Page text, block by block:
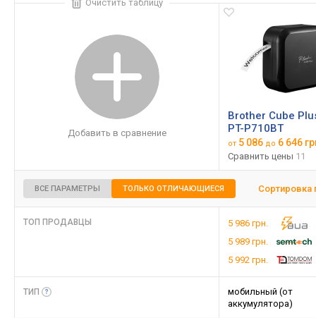
Очистить таблицу
Добавить в сравнение
Brother Cube
PT-P710BT
от 5 086 до 6 646
Сравнить цены 11
ВСЕ ПАРАМЕТРЫ ТОЛЬКО ОТЛИЧАЮЩИЕСЯ Сортировка
ТОП ПРОДАВЦЫ
5 986 грн.
5 989 грн.
5 992 грн.
ТИП
мобильный (от
аккумулятора)